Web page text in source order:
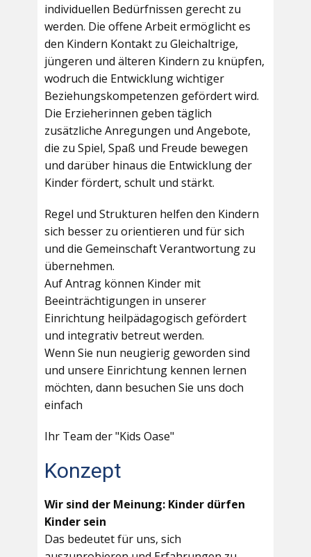
individuellen Bedürfnissen gerecht zu
werden. Die offene Arbeit ermöglicht es
den Kindern Kontakt zu Gleichaltrige,
jüngeren und älteren Kindern zu knüpfen,
wodruch die Entwicklung wichtiger
Beziehungskompetenzen gefördert wird.
Die Erzieherinnen geben täglich
zusätzliche Anregungen und Angebote,
die zu Spiel, Spaß und Freude bewegen
und darüber hinaus die Entwicklung der
Kinder fördert, schult und stärkt.
Regel und Strukturen helfen den Kindern
sich besser zu orientieren und für sich
und die Gemeinschaft Verantwortung zu
übernehmen.
Auf Antrag können Kinder mit
Beeinträchtigungen in unserer
Einrichtung heilpädagogisch gefördert
und integrativ betreut werden.
Wenn Sie nun neugierig geworden sind
und unsere Einrichtung kennen lernen
möchten, dann besuchen Sie uns doch
einfach
Ihr Team der "Kids Oase"
Konzept
Wir sind der Meinung: Kinder dürfen
Kinder sein
Das bedeutet für uns, sich